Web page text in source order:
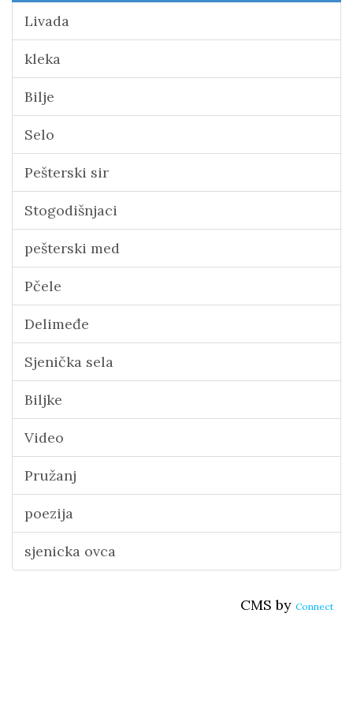
Livada
kleka
Bilje
Selo
Pešterski sir
Stogodišnjaci
pešterski med
Pčele
Delimeđe
Sjenička sela
Biljke
Video
Pružanj
poezija
sjenicka ovca
CMS by Connect